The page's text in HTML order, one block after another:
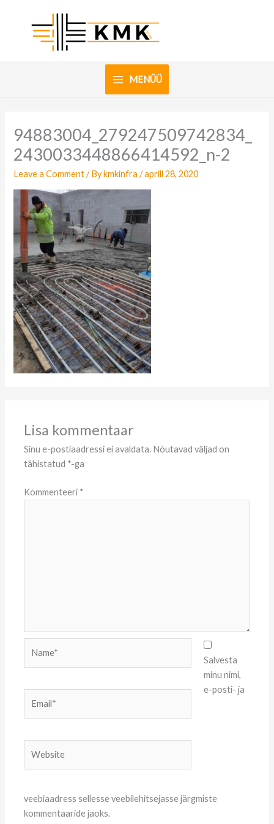
MENÜÜ
94883004_279247509742834_
2430033448866414592_n-2
Leave a Comment / Bykmkinfra/aprill 28, 2020
Lisa kommentaar
Sinu e-postiaadressi ei avaldata. Nõutavad väljad on
tähistatud *-ga
Kommenteeri *
Salvesta
minu nimi,
e-posti- ja
veebiaadress sellesse veebilehitsejasse järgmiste
kommentaaride jaoks.